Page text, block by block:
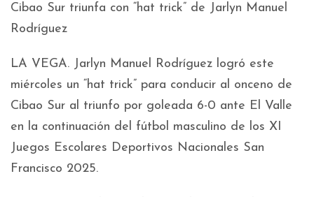
Cibao Sur triunfa con “hat trick” de Jarlyn Manuel
Rodríguez
LA VEGA. Jarlyn Manuel Rodríguez logró este
miércoles un “hat trick” para conducir al onceno de
Cibao Sur al triunfo por goleada 6-0 ante El Valle
en la continuación del fútbol masculino de los XI
Juegos Escolares Deportivos Nacionales San
Francisco 2025.